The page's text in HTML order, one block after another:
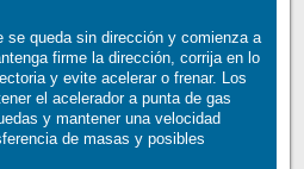
se queda sin dirección y comienza a
firme la dirección, corrija en lo
y evite acelerar o frenar. Los
el acelerador a punta de gas
y mantener una velocidad
de masas y posibles